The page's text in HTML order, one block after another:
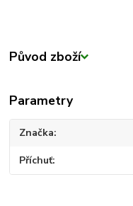
Původ zboží
Parametry
Značka
Příchuť